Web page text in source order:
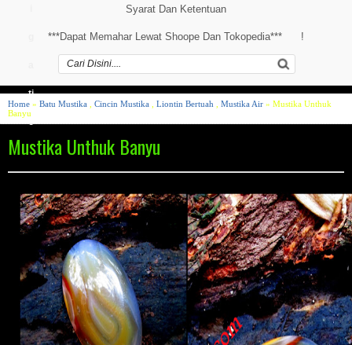
ti
o
n
Syarat Dan Ketentuan
***Dapat Memahar Lewat Shoope Dan Tokopedia*** !
Home » Batu Mustika Cincin Mustika Liontin Bertuah Mustika Air » Mustika Unthuk
Banyu
Mustika Unthuk Banyu